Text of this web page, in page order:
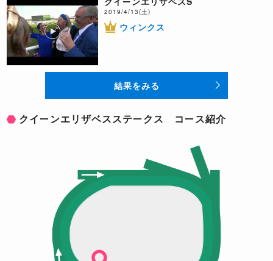
2019/4/13(土)
ウィンクス
結果をみる
クイーンエリザベスステークス コース紹介